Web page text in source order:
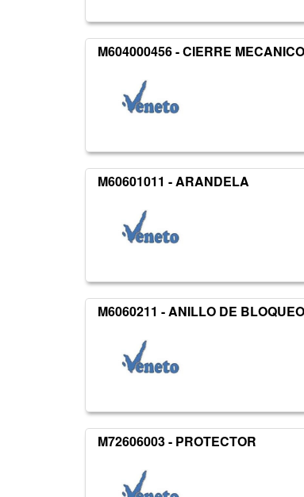
M604000456 - CIERRE MECANICO
M60601011 - ARANDELA
M6060211 - ANILLO DE BLOQUEO
M72606003 - PROTECTOR